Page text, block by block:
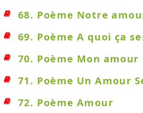
68. Poème Notre
69. Poème A quoi ça
70. Poème Mon amour
71. Poème Un Amour
72. Poème Amour